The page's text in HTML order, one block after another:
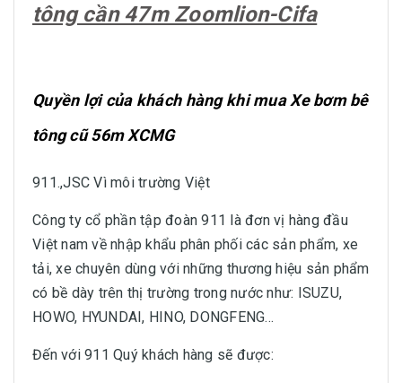
tông cần 47m Zoomlion-Cifa
Quyền lợi của khách hàng khi mua Xe bơm bê
tông cũ 56m XCMG
911.,JSC Vì môi trường Việt
Công ty cổ phần tập đoàn 911 là đơn vị hàng đầu
Việt nam về nhập khẩu phân phối các sản phẩm, xe
tải, xe chuyên dùng với những thương hiệu sản phẩm
có bề dày trên thị trường trong nước như: ISUZU,
HOWO, HYUNDAI, HINO, DONGFENG...
Đến với 911 Quý khách hàng sẽ được: